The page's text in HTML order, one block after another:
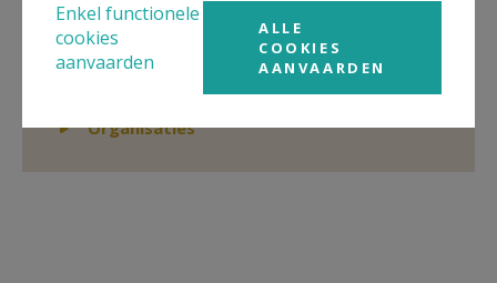
gegevens van andere organisaties op het boven-,
onderliggende of gelijke niveau.
Weergeven
Organisaties
Enkel functionele
cookies
aanvaarden
ALLE
COOKIES
AANVAARDEN